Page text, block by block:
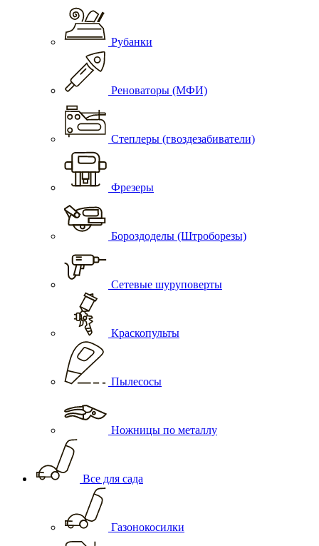
Рубанки
Реноваторы (МФИ)
Степлеры (гвоздезабиватели)
Фрезеры
Бороздоделы (Штроборезы)
Сетевые шуруповерты
Краскопульты
Пылесосы
Ножницы по металлу
Все для сада
Газонокосилки